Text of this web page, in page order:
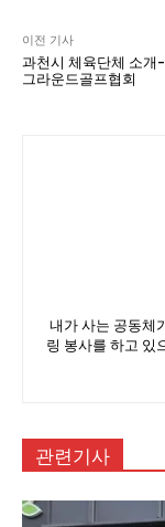
이전 기사
과천시 체육단체 소개
그라운드골프협회
내가 사는 공동체
링 봉사를 하고 있
관련기사